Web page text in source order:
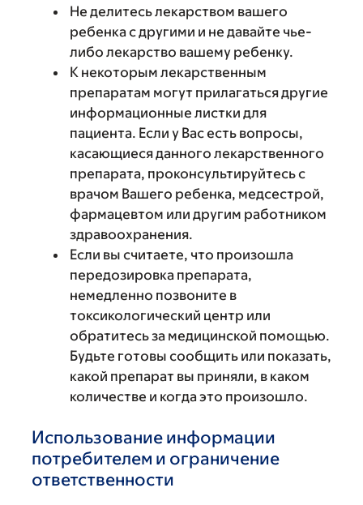
Не делитесь лекарством вашего
ребенка с другими и не давайте чье-
либо лекарство вашему ребенку.
К некоторым лекарственным
препаратам могут прилагаться другие
информационные листки для
пациента. Если у Вас есть вопросы,
касающиеся данного лекарственного
препарата, проконсультируйтесь с
врачом Вашего ребенка, медсестрой,
фармацевтом или другим работником
здравоохранения.
Если вы считаете, что произошла
передозировка препарата,
немедленно позвоните в
токсикологический центр или
обратитесь за медицинской помощью.
Будьте готовы сообщить или показать,
какой препарат вы приняли, в каком
количестве и когда это произошло.
Использование информации
потребителем и ограничение
ответственности